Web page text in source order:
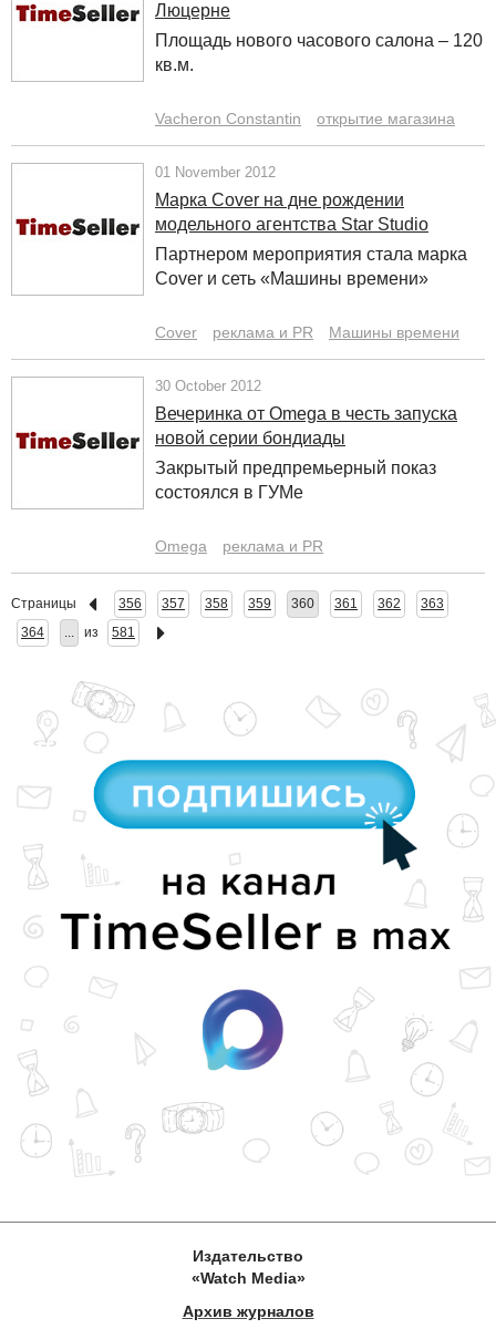
Люцерне
Площадь нового часового салона – 120
кв.м.
Vacheron Constantin открытие магазина
01 November 2012
Марка Cover на дне рождении
модельного агентства Star Studio
Партнером мероприятия стала марка
Cover и сеть «Машины времени»
Cover реклама и PR Машины времени
30 October 2012
Вечеринка от Omega в честь запуска
новой серии бондиады
Закрытый предпремьерный показ
состоялся в ГУМе
Omega реклама и PR
Страницы 356 357 358 359 360 361 362
363
364
... из 581
Издательство
«Watch Media»
Архив журналов